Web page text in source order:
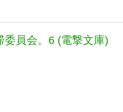
委員会。6 (電撃文庫)